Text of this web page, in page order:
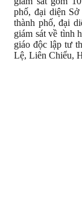
phố, đại diện
thành phố, đại
giám sát về tình
giáo độc lập tư
Lệ, Liên Chiểu,